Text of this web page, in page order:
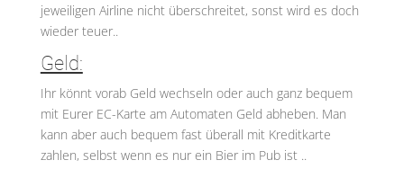
jeweiligen Airline nicht überschreitet, sonst wird es doch
wieder teuer..
Geld:
Ihr könnt vorab Geld wechseln oder auch ganz bequem
mit Eurer EC-Karte am Automaten Geld abheben. Man
kann aber auch bequem fast überall mit Kreditkarte
zahlen, selbst wenn es nur ein Bier im Pub ist ..